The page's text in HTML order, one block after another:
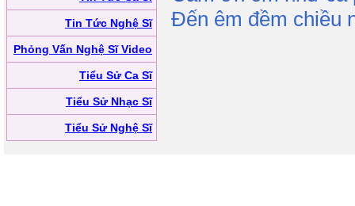
Tin Tức Nghệ Sĩ
Phỏng Vấn Nghệ Sĩ Video
Tiểu Sử Ca Sĩ
Tiểu Sử Nhạc Sĩ
Tiểu Sử Nghệ Sĩ
Đến êm đềm chiều